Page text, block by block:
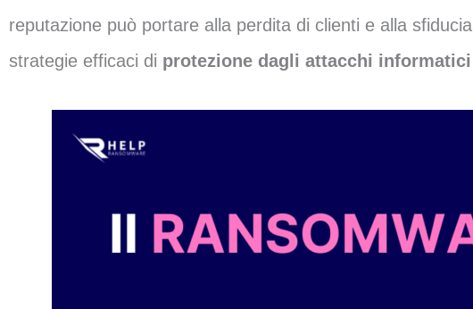
reputazione può portare alla perdita di clienti e alla
strategie efficaci di protezione dagli attacchi informatici